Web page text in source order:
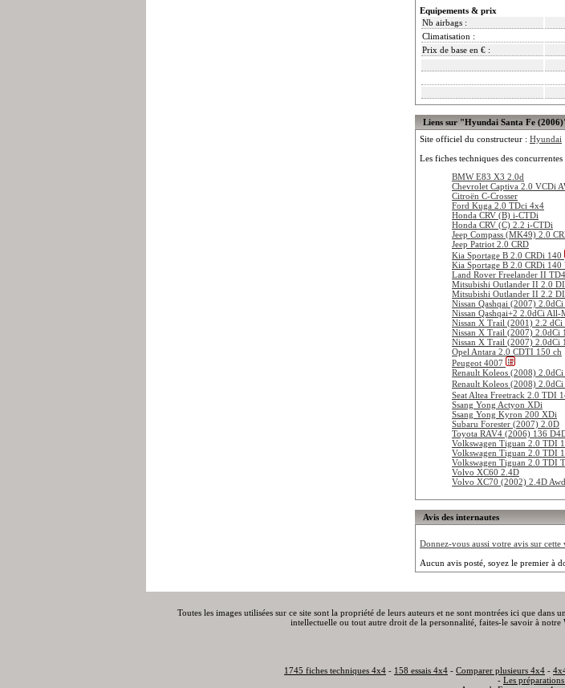
Equipements & prix
Nb airbags :
Climatisation :
Prix de base en € :
Liens sur "Hyundai Santa Fe
Site officiel du constructeur : Hyundai
Les fiches techniques des concurrentes
BMW E83 X3 2.0d
Chevrolet Captiva 2.0 VCDi
Citroën C-Crosser
Ford Kuga 2.0 TDci 4x4
Honda CRV (B) i-CTDi
Honda CRV (C) 2.2 i-CTDi
Jeep Compass (MK49) 2.0
Jeep Patriot 2.0 CRD
Kia Sportage B 2.0 CRDi 140
Kia Sportage B 2.0 CRDi 140
Land Rover Freelander II TD4
Mitsubishi Outlander II 2.0
Mitsubishi Outlander II 2.2
Nissan Qashqai (2007)
Nissan Qashqai+2 2.0dCi All-
Nissan X Trail (2001) 2.2 dCi
Nissan X Trail (2007) 2.0dCi
Nissan X Trail (2007) 2.0dCi
Opel Antara 2.0 CDTI 150 ch
Peugeot 4007
Renault Koleos (2008) 2.0dCi
Renault Koleos (2008)
Seat Altea Freetrack 2.0 TDI
Ssang Yong Actyon XDi
Ssang Yong Kyron 200 XDi
Subaru Forester (2007) 2.0D
Toyota RAV4 (2006) 136
Volkswagen Tiguan 2.0 TDI
Volkswagen Tiguan 2.0 TDI
Volkswagen Tiguan 2.0 TDI
Volvo XC60 2.4D
Volvo XC70 (2002) 2.4D Awd
Avis des internautes
Donnez-vous aussi votre avis sur cette
Aucun avis posté, soyez le premier à
Toutes les images utilisées sur ce site sont la propriété de leurs auteurs et ne sont montrées ici que
intellectuelle ou tout autre droit de la personnalité, faites-le savoir à notre
1745 fiches techniques 4x4 - 158 essais 4x4 - Comparer plusieurs 4x4 -
- Les